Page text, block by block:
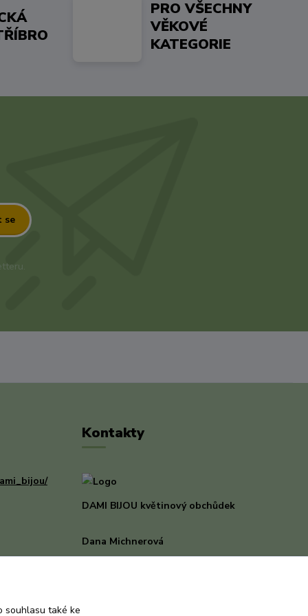
PRO VŠECHNY
VĚKOVÉ
KATEGORIE
se
Kontakty
DAMI BIJOU květinový obchůdek
Dana Michnerová
+420 733 375 070
souhlasu také ke